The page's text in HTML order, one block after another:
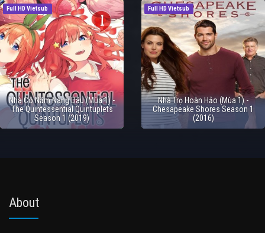
Full HD Vietsub
Nhà Có Năm Nàng Dâu (Mùa 1) -
The Quintessential Quintuplets
Season 1 (2019)
Full HD Vietsub
Nhà Trọ Hoàn Hảo (Mùa 1) -
Chesapeake Shores Season 1
(2016)
About